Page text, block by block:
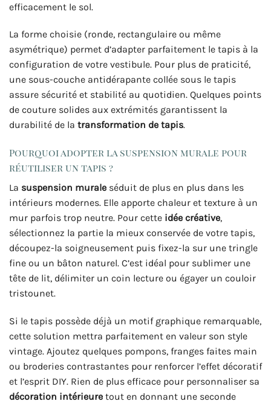
efficacement le sol.
La forme choisie (ronde, rectangulaire ou même
asymétrique) permet d’adapter parfaitement le tapis à la
configuration de votre vestibule. Pour plus de praticité,
une sous-couche antidérapante collée sous le tapis
assure sécurité et stabilité au quotidien. Quelques points
de couture solides aux extrémités garantissent la
durabilité de la transformation de tapis.
Pourquoi adopter la suspension murale pour
réutiliser un tapis ?
La suspension murale séduit de plus en plus dans les
intérieurs modernes. Elle apporte chaleur et texture à un
mur parfois trop neutre. Pour cette idée créative,
sélectionnez la partie la mieux conservée de votre tapis,
découpez-la soigneusement puis fixez-la sur une tringle
fine ou un bâton naturel. C’est idéal pour sublimer une
tête de lit, délimiter un coin lecture ou égayer un couloir
tristounet.
Si le tapis possède déjà un motif graphique remarquable,
cette solution mettra parfaitement en valeur son style
vintage. Ajoutez quelques pompons, franges faites main
ou broderies contrastantes pour renforcer l’effet décoratif
et l’esprit DIY. Rien de plus efficace pour personnaliser sa
décoration intérieure tout en donnant une seconde